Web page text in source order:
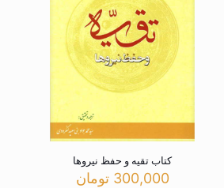
کتاب تقیه و حفظ نیروها
300,000 تومان